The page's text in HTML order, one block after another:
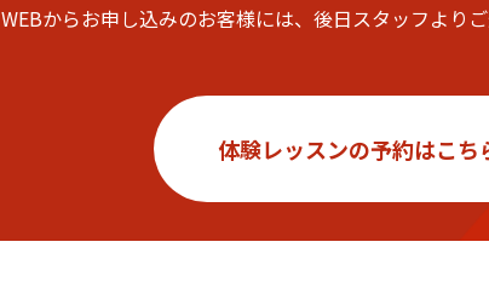
WEBからお申し込みのお客様には、後日スタッフより
体験レッスンの予約はこち